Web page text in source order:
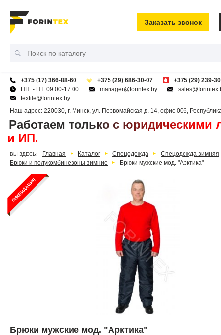
Заказать звонок
+375 (17) 366-88-60 +375 (29) 686-30-07
+375 (29) 239-
ПН. - ПТ. 09:00-17:00
manager@forintex.by
textile@forintex.by
Наш адрес: 220030, г. Минск, ул. Первомайская д. 14, офис 006,
Работаем только с юридическими
и ИП.
ВЫ ЗДЕСЬ: Главная Каталог Спецодежда
Спецодежда зимняя
Брюки и полукомбинезоны зимние
Брюки мужские мод. "Арктика"
ЛИКВИДАЦИЯ
Брюки мужские мод. "Арктика"